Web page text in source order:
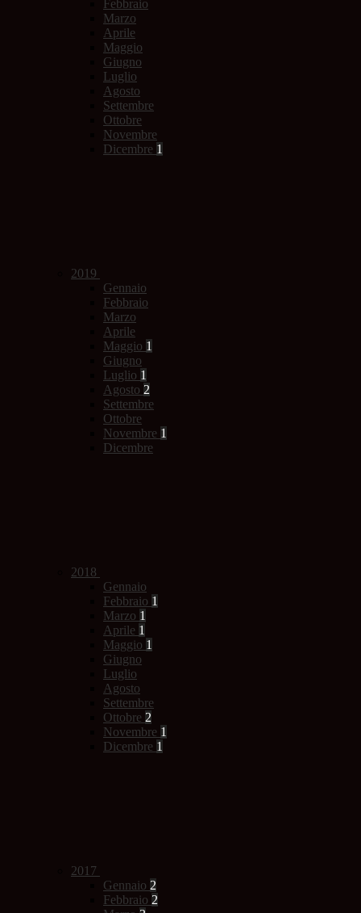
Febbraio
Marzo
Aprile
Maggio
Giugno
Luglio
Agosto
Settembre
Ottobre
Novembre
Dicembre 1
2019
Gennaio
Febbraio
Marzo
Aprile
Maggio 1
Giugno
Luglio 1
Agosto 2
Settembre
Ottobre
Novembre 1
Dicembre
2018
Gennaio
Febbraio 1
Marzo 1
Aprile 1
Maggio 1
Giugno
Luglio
Agosto
Settembre
Ottobre 2
Novembre 1
Dicembre 1
2017
Gennaio 2
Febbraio 2